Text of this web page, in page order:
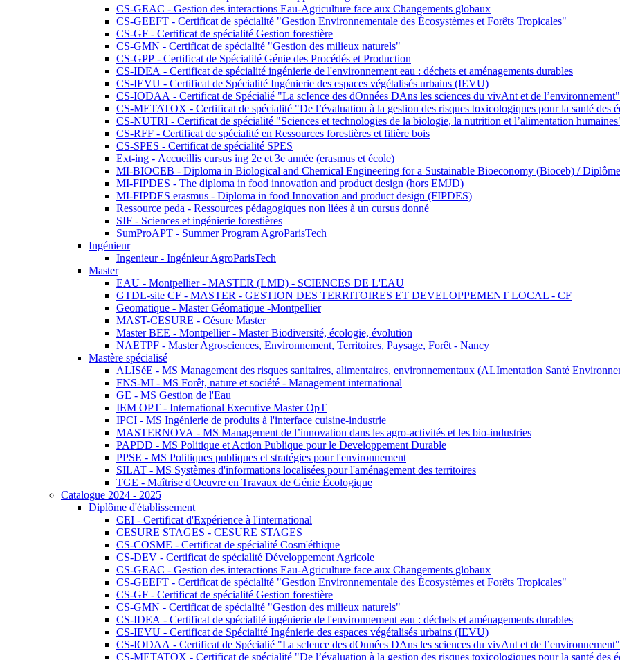
CS-GEAC - Gestion des interactions Eau-Agriculture face aux Changements globaux
CS-GEEFT - Certificat de spécialité "Gestion Environnementale des Écosystèmes et Forêts Tropicales"
CS-GF - Certificat de spécialité Gestion forestière
CS-GMN - Certificat de spécialité "Gestion des milieux naturels"
CS-GPP - Certificat de Spécialité Génie des Procédés et Production
CS-IDEA - Certificat de spécialité ingénierie de l'environnement eau : déchets et aménagements durables
CS-IEVU - Certificat de Spécialité Ingénierie des espaces végétalisés urbains (IEVU)
CS-IODAA - Certificat de Spécialié "La scIence des dOnnées DAns les sciences du vivAnt et de l’environnement"
CS-METATOX - Certificat de spécialité "De l’évaluation à la gestion des risques toxicologiques pour la santé des
CS-NUTRI - Certificat de spécialité "Sciences et technologies de la biologie, la nutrition et l’alimentation
CS-RFF - Certificat de spécialité en Ressources forestières et filière bois
CS-SPES - Certificat de spécialité SPES
Ext-ing - Accueillis cursus ing 2e et 3e année (erasmus et école)
MI-BIOCEB - Diploma in Biological and Chemical Engineering for a Sustainable Bioeconomy (Bioceb) /
MI-FIPDES - The diploma in food innovation and product design (hors EMJD)
MI-FIPDES erasmus - Diploma in food Innovation and product design (FIPDES)
Ressource peda - Ressources pédagogiques non liées à un cursus donné
SIF - Sciences et ingénierie forestières
SumProAPT - Summer Program AgroParisTech
Ingénieur
Ingenieur - Ingénieur AgroParisTech
Master
EAU - Montpellier - MASTER (LMD) - SCIENCES DE L'EAU
GTDL-site CF - MASTER - GESTION DES TERRITOIRES ET DEVELOPPEMENT LOCAL - CF
Geomatique - Master Géomatique -Montpellier
MAST-CESURE - Césure Master
Master BEE - Montpellier - Master Biodiversité, écologie, évolution
NAETPF - Master Agrosciences, Environnement, Territoires, Paysage, Forêt - Nancy
Mastère spécialisé
ALISéE - MS Management des risques sanitaires, alimentaires, environnementaux (ALImentation Santé
FNS-MI - MS Forêt, nature et société - Management international
GE - MS Gestion de l'Eau
IEM OPT - International Executive Master OpT
IPCI - MS Ingénierie de produits à l'interface cuisine-industrie
MASTERNOVA - MS Management de l’innovation dans les agro-activités et les bio-industries
PAPDD - MS Politique et Action Publique pour le Developpement Durable
PPSE - MS Politiques publiques et stratégies pour l'environnement
SILAT - MS Systèmes d'informations localisées pour l'aménagement des territoires
TGE - Maîtrise d'Oeuvre en Travaux de Génie Écologique
Catalogue 2024 - 2025
Diplôme d'établissement
CEI - Certificat d'Expérience à l'international
CESURE STAGES - CESURE STAGES
CS-COSME - Certificat de spécialité Cosm'éthique
CS-DEV - Certificat de spécialité Développement Agricole
CS-GEAC - Gestion des interactions Eau-Agriculture face aux Changements globaux
CS-GEEFT - Certificat de spécialité "Gestion Environnementale des Écosystèmes et Forêts Tropicales"
CS-GF - Certificat de spécialité Gestion forestière
CS-GMN - Certificat de spécialité "Gestion des milieux naturels"
CS-IDEA - Certificat de spécialité ingénierie de l'environnement eau : déchets et aménagements durables
CS-IEVU - Certificat de Spécialité Ingénierie des espaces végétalisés urbains (IEVU)
CS-IODAA - Certificat de Spécialié "La scIence des dOnnées DAns les sciences du vivAnt et de l’environnement"
CS-METATOX - Certificat de spécialité "De l’évaluation à la gestion des risques toxicologiques pour la santé des